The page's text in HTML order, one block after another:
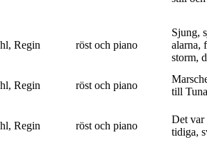
Regin röst och piano
Sjung,
alarna,
storm,
Regin röst och piano
till Tuna
Regin röst och piano
Det var
tidiga,